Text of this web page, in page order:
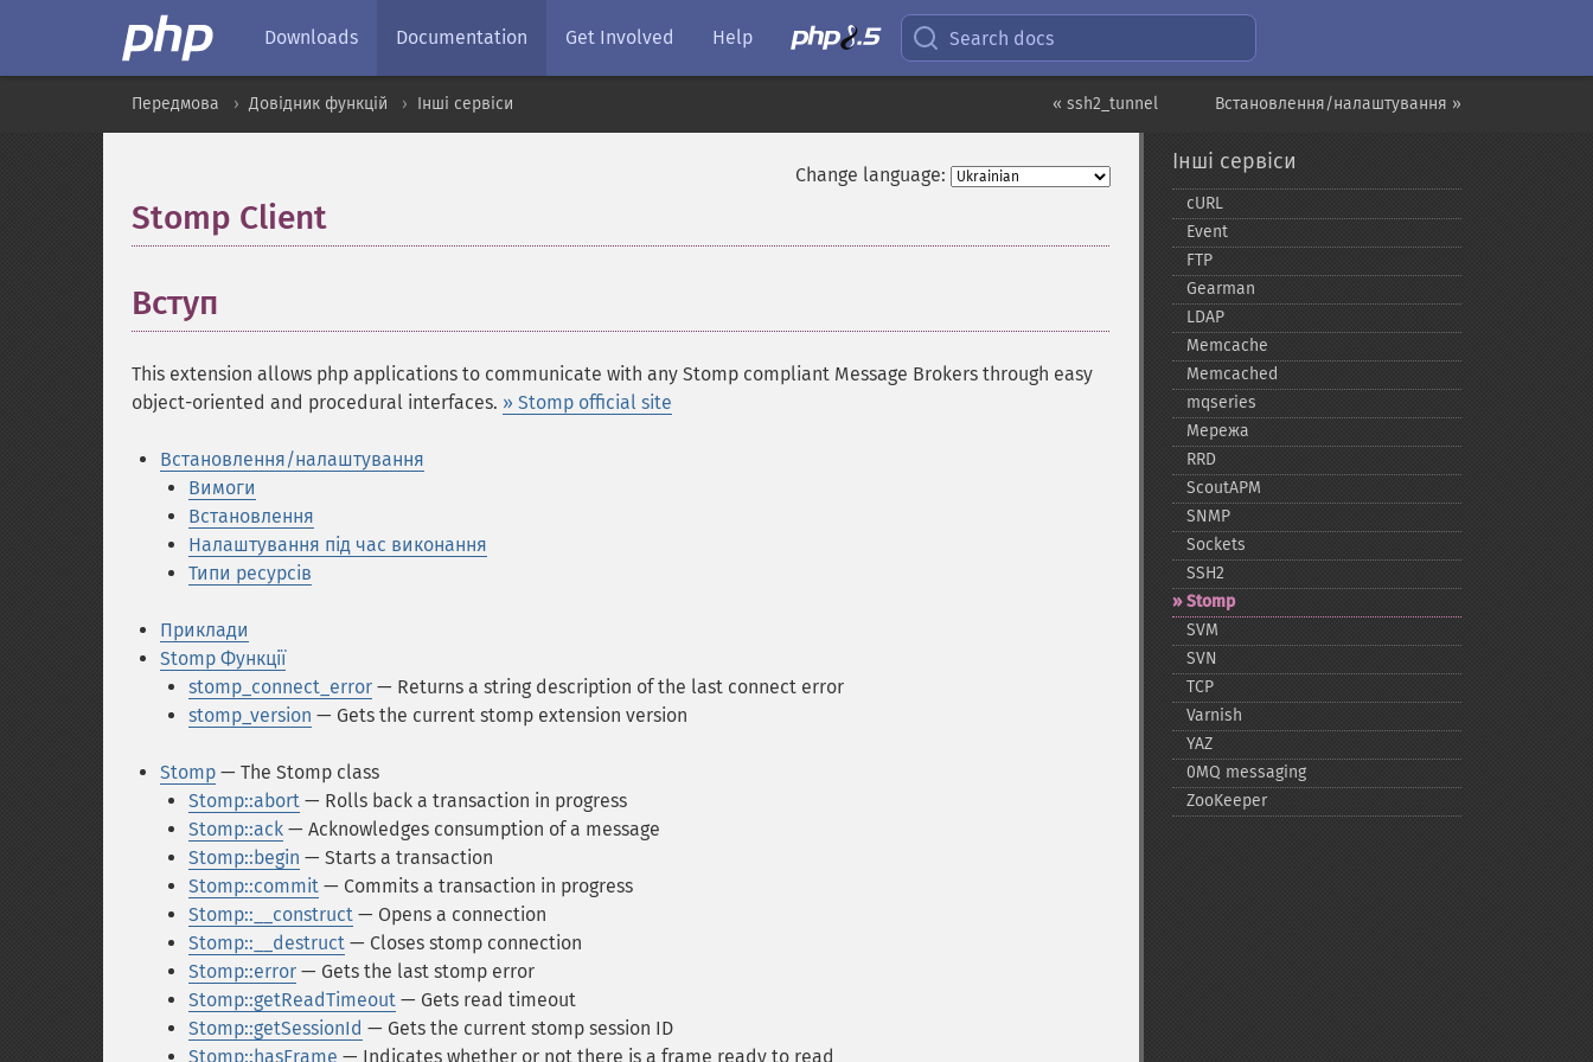
Downloads Documentation Get Involved Help Search docs
Встановлення/налаштування »
« ssh2_tunnel
Передмова Довідник функцій Інші сервіси
Change language:
Stomp Client
Вступ
This extension allows php applications to communicate with any Stomp compliant Message Brokers through easy
object-oriented and procedural interfaces. » Stomp official site
Встановлення/налаштування
Вимоги
Встановлення
Налаштування під час виконання
Типи ресурсів
Приклади
Stomp Функції
stomp_connect_error — Returns a string description of the last connect error
stomp_version — Gets the current stomp extension version
Stomp — The Stomp class
Stomp::abort — Rolls back a transaction in progress
Stomp::ack — Acknowledges consumption of a message
Stomp::begin — Starts a transaction
Stomp::commit — Commits a transaction in progress
Stomp::__construct — Opens a connection
Stomp::__destruct — Closes stomp connection
Stomp::error — Gets the last stomp error
Stomp::getReadTimeout — Gets read timeout
Stomp::getSessionId — Gets the current stomp session ID
Stomp::hasFrame — Indicates whether or not there is a frame ready to read
Інші сервіси
cURL
Event
FTP
Gearman
LDAP
Memcache
Memcached
mqseries
Мережа
RRD
ScoutAPM
SNMP
Sockets
SSH2
Stomp
SVM
SVN
TCP
Varnish
YAZ
0MQ messaging
ZooKeeper